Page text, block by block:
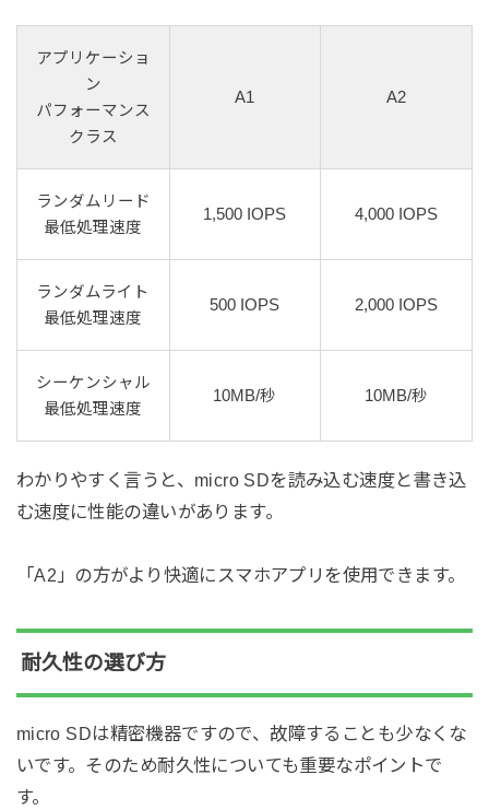
アプリケーショ
ン
パフォーマンス
クラス
A1 A2
ランダムリード
最低処理速度
1,500 IOPS 4,000 IOPS
ランダムライト
最低処理速度
500 IOPS 2,000 IOPS
シーケンシャル
最低処理速度
10MB/秒 10MB/秒
わかりやすく言うと、micro SDを読み込む速度と書き込
む速度に性能の違いがあります。
「A2」の方がより快適にスマホアプリを使用できます。
耐久性の選び方
micro SDは精密機器ですので、故障することも少なくな
いです。そのため耐久性についても重要なポイントで
す。